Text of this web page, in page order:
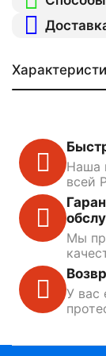
Наша
всей
Мы
У вас